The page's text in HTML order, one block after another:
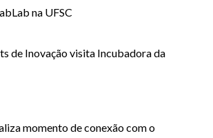
na UFSC
de Inovação visita Incubadora da
momento de conexão com o